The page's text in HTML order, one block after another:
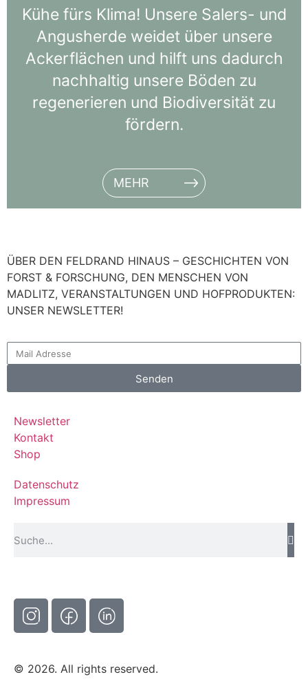
Kühe fürs Klima! Unsere Salers- und
Angusherde weidet über unsere
Ackerflächen und hilft uns dadurch
nachhaltig unsere Böden zu
regenerieren und Biodiversität zu
fördern.
MEHR
ÜBER DEN FELDRAND HINAUS – GESCHICHTEN VON
FORST & FORSCHUNG, DEN MENSCHEN VON
MADLITZ, VERANSTALTUNGEN UND HOFPRODUKTEN:
UNSER NEWSLETTER!
Senden
Newsletter
Kontakt
Shop
Datenschutz
Impressum
© 2026. All rights reserved.